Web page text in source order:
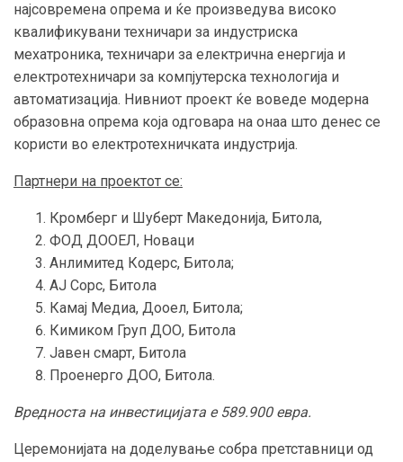
најсовремена опрема и ќе произведува високо
квалификувани техничари за индустриска
мехатроника, техничари за електрична енергија и
електротехничари за компјутерска технологија и
автоматизација. Нивниот проект ќе воведе модерна
образовна опрема која одговара на онаа што денес се
користи во електротехничката индустрија.
Партнери на проектот се:
Кромберг и Шуберт Македонија, Битола,
ФОД ДООЕЛ, Новаци
Анлимитед Кодерс, Битола;
АЈ Сорс, Битола
Камај Медиа, Дооел, Битола;
Кимиком Груп ДОО, Битола
Јавен смарт, Битола
Проенерго ДОО, Битола.
Вредноста на инвестицијата е 589.900 евра.
Церемонијата на доделување собра претставници од